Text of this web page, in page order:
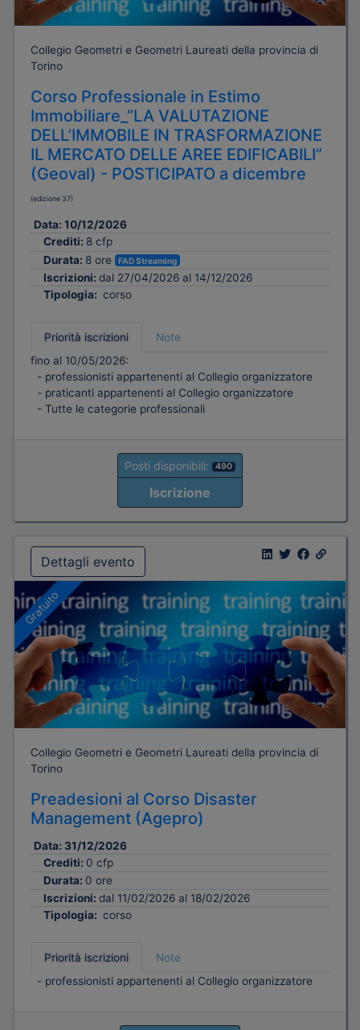
Collegio Geometri e Geometri Laureati della provincia di
Torino
Corso Professionale in Estimo
Immobiliare_“LA VALUTAZIONE
DELL’IMMOBILE IN TRASFORMAZIONE
IL MERCATO DELLE AREE EDIFICABILI”
(Geoval) - POSTICIPATO a dicembre
(edizione 37)
Data: 10/12/2026
Crediti: 8 cfp
Durata: 8 ore FAD Streaming
Iscrizioni: dal 27/04/2026 al 14/12/2026
Tipologia: corso
Priorità iscrizioni
Note
fino al 10/05/2026:
- professionisti appartenenti al Collegio organizzatore
- praticanti appartenenti al Collegio organizzatore
- Tutte le categorie professionali
Posti disponibili: 490
Iscrizione
Dettagli evento
Gratuito
Collegio Geometri e Geometri Laureati della provincia di
Torino
Preadesioni al Corso Disaster
Management (Agepro)
Data: 31/12/2026
Crediti: 0 cfp
Durata: 0 ore
Iscrizioni: dal 11/02/2026 al 18/02/2026
Tipologia: corso
Priorità iscrizioni
Note
- professionisti appartenenti al Collegio organizzatore